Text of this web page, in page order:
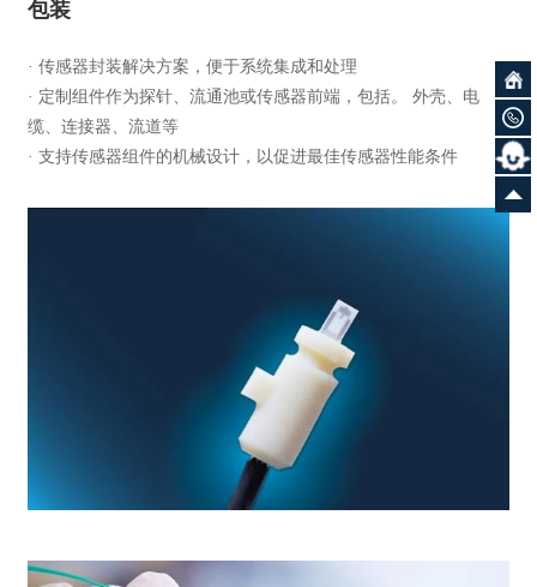
包装
· 传感器封装解决方案，便于系统集成和处理
· 定制组件作为探针、流通池或传感器前端，包括。 外壳、电
缆、连接器、流道等
· 支持传感器组件的机械设计，以促进最佳传感器性能条件